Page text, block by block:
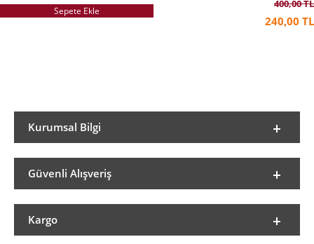
Sepete Ekle
400,00 TL
240,00 TL
Kurumsal Bilgi
Güvenli Alışveriş
Kargo